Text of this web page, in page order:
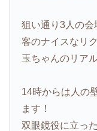
狙い通り3人の会
客のナイスなリ
玉ちゃんのリア
14時からは人の
ます！
双眼鏡役に立っ